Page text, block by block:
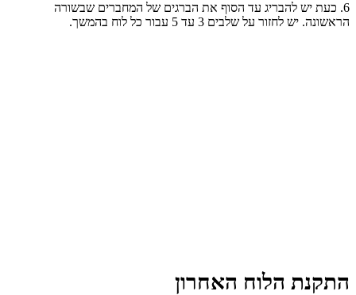
6. כעת יש להבריג עד הסוף את הברגים של המחברים שבשורה
הראשונה. יש לחזור על שלבים 3 עד 5 עבור כל לוח בהמשך.
התקנת הלוח האחרון